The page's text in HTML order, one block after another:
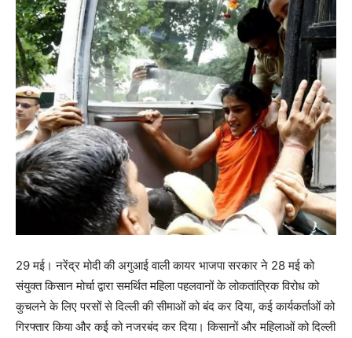
29 मई। नरेंद्र मोदी की अगुआई वाली कायर भाजपा सरकार ने 28 मई को
संयुक्त किसान मोर्चा द्वारा समर्थित महिला पहलवानों के लोकतांत्रिक विरोध को
कुचलने के लिए परसों से दिल्ली की सीमाओं को बंद कर दिया, कई कार्यकर्ताओं को
गिरफ्तार किया और कई को नजरबंद कर दिया। किसानों और महिलाओं को दिल्ली